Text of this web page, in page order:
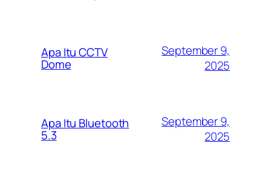
Apa Itu CCTV
Dome
September 9,
2025
Apa Itu Bluetooth
5.3
September 9,
2025